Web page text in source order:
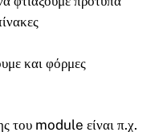
και φόρμες
του module είναι π.χ.